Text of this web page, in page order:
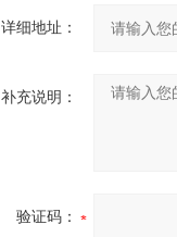
详细地址：
补充说明：
验证码：